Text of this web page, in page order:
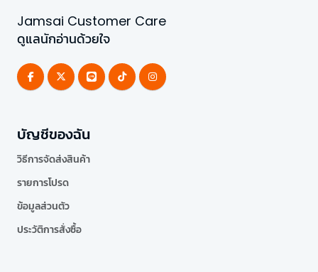
Jamsai Customer Care
ดูแลนักอ่านด้วยใจ
บัญชีของฉัน
วิธีการจัดส่งสินค้า
รายการโปรด
ข้อมูลส่วนตัว
ประวัติการสั่งซื้อ